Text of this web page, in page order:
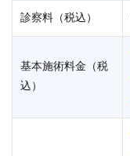
診察料（税込）
基本施術料金（税
込）